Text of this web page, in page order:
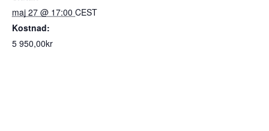
maj 27 @ 17:00 CEST
Kostnad:
5 950,00kr